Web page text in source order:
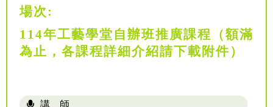
場次:
114年工藝學堂自辦班推廣課程（額滿
為止，各課程詳細介紹請下載附件）
講 師